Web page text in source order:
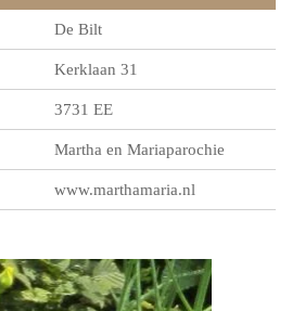
De Bilt
Kerklaan 31
3731 EE
Martha en Mariaparochie
www.marthamaria.nl